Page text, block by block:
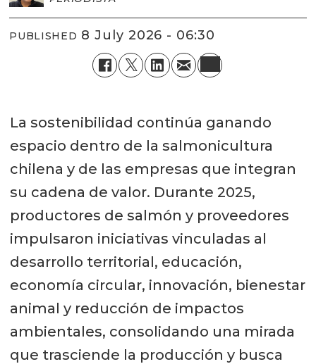
PUBLISHED 8 July 2026 - 06:30
La sostenibilidad continúa ganando
espacio dentro de la salmonicultura
chilena y de las empresas que integran
su cadena de valor. Durante 2025,
productores de salmón y proveedores
impulsaron iniciativas vinculadas al
desarrollo territorial, educación,
economía circular, innovación, bienestar
animal y reducción de impactos
ambientales, consolidando una mirada
que trasciende la producción y busca